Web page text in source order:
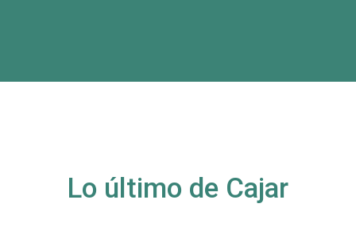
Lo último de Cajar